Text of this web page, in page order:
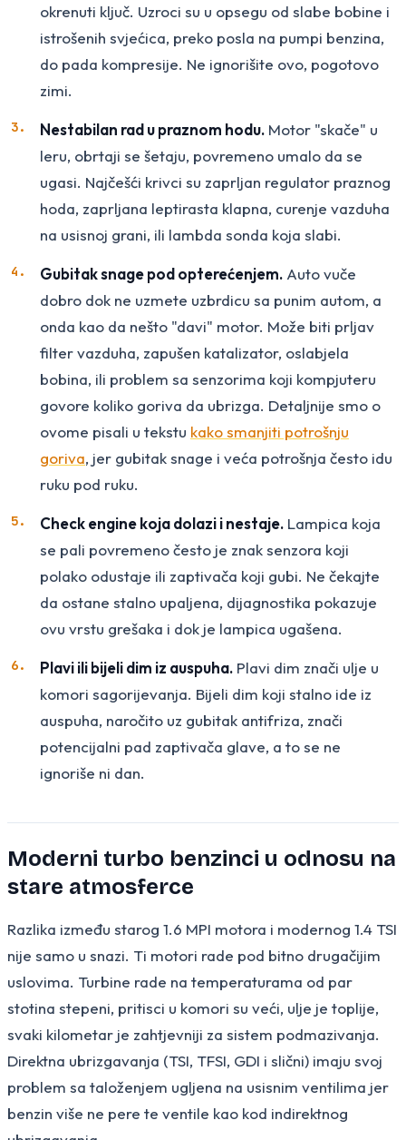
okrenuti ključ. Uzroci su u opsegu od slabe bobine i
istrošenih svjećica, preko posla na pumpi benzina,
do pada kompresije. Ne ignorišite ovo, pogotovo
zimi.
Nestabilan rad u praznom hodu. Motor "skače" u
leru, obrtaji se šetaju, povremeno umalo da se
ugasi. Najčešći krivci su zaprljan regulator praznog
hoda, zaprljana leptirasta klapna, curenje vazduha
na usisnoj grani, ili lambda sonda koja slabi.
Gubitak snage pod opterećenjem. Auto vuče
dobro dok ne uzmete uzbrdicu sa punim autom, a
onda kao da nešto "davi" motor. Može biti prljav
filter vazduha, zapušen katalizator, oslabjela
bobina, ili problem sa senzorima koji kompjuteru
govore koliko goriva da ubrizga. Detaljnije smo o
ovome pisali u tekstu kako smanjiti potrošnju
goriva, jer gubitak snage i veća potrošnja često idu
ruku pod ruku.
Check engine koja dolazi i nestaje. Lampica koja
se pali povremeno često je znak senzora koji
polako odustaje ili zaptivača koji gubi. Ne čekajte
da ostane stalno upaljena, dijagnostika pokazuje
ovu vrstu grešaka i dok je lampica ugašena.
Plavi ili bijeli dim iz auspuha. Plavi dim znači ulje u
komori sagorijevanja. Bijeli dim koji stalno ide iz
auspuha, naročito uz gubitak antifriza, znači
potencijalni pad zaptivača glave, a to se ne
ignoriše ni dan.
Moderni turbo benzinci u odnosu na
stare atmosferce
Razlika između starog 1.6 MPI motora i modernog 1.4 TSI
nije samo u snazi. Ti motori rade pod bitno drugačijim
uslovima. Turbine rade na temperaturama od par
stotina stepeni, pritisci u komori su veći, ulje je toplije,
svaki kilometar je zahtjevniji za sistem podmazivanja.
Direktna ubrizgavanja (TSI, TFSI, GDI i slični) imaju svoj
problem sa taloženjem ugljena na usisnim ventilima jer
benzin više ne pere te ventile kao kod indirektnog